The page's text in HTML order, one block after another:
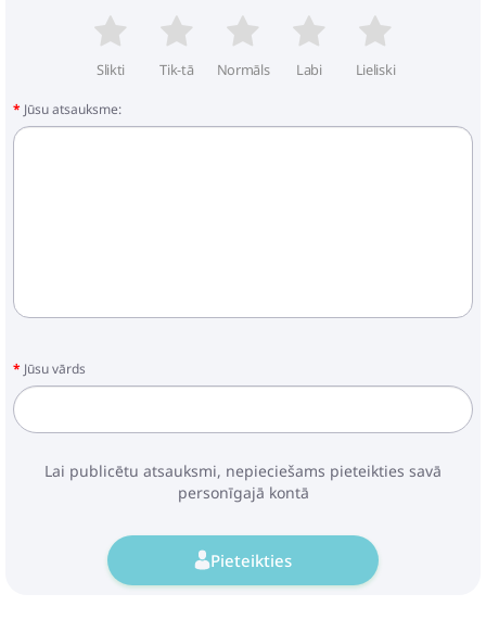
Slikti Tik-tā Normāls Labi Lieliski
Jūsu atsauksme:
Jūsu vārds
Lai publicētu atsauksmi, nepieciešams pieteikties savā
personīgajā kontā
Pieteikties